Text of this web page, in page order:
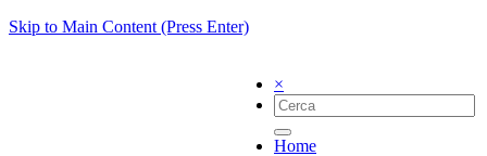
Skip to Main Content (Press Enter)
×
Home